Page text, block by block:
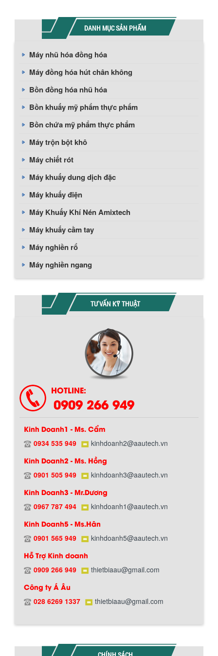
DANH MỤC SẢN PHẨM
Máy nhũ hóa đồng hóa
Máy đồng hóa hút chân không
Bồn đồng hóa nhũ hóa
Bồn khuấy mỹ phẩm thực phẩm
Bồn chứa mỹ phẩm thực phẩm
Máy trộn bột khô
Máy chiết rót
Máy khuấy dung dịch đặc
Máy khuấy điện
Máy Khuấy Khí Nén Amixtech
Máy khuấy cầm tay
Máy nghiền rổ
Máy nghiền ngang
TƯ VẤN KỸ THUẬT
HOTLINE:
0909 266 949
Kinh Doanh1 - Ms. Cẩm
0934 535 949 kinhdoanh2@aautech.vn
Kinh Doanh2 - Ms. Hồng
0901 505 949 kinhdoanh3@aautech.vn
Kinh Doanh3 - Mr.Dương
0967 787 494 kinhdoanh1@aautech.vn
Kinh Doanh5 - Ms.Hân
0901 565 949 kinhdoanh5@aautech.vn
Hỗ Trợ Kinh doanh
0909 266 949 thietbiaau@gmail.com
Công ty Á Âu
028 6269 1337 thietbiaau@gmail.com
Bồn chứa giải nhiệt sơn, mực in có cấu
tạo gồm 2 lớp inox và được dùng để
Máy trộn bột khô 500kg được thiết kế
thân bồn nằm ngang, với cánh trộn bột
xoay đảo thuận nghịch. Vật liệu...
MÁY TRỘN BỘT KHÔ 200KG
trộn các loại bột khô trong các ngành...
NGHIỀN MÀU SƠN Á ÂU?